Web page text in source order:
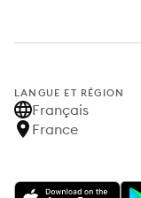
LANGUE ET RÉGION
Français
France